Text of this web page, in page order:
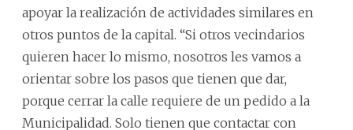
apoyar la realización de actividades similares en
otros puntos de la capital. “Si otros vecindarios
quieren hacer lo mismo, nosotros les vamos a
orientar sobre los pasos que tienen que dar,
porque cerrar la calle requiere de un pedido a la
Municipalidad. Solo tienen que contactar con